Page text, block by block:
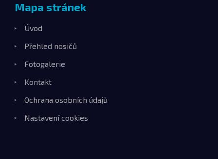
Mapa stránek
Úvod
Přehled nosičů
Fotogalerie
Kontakt
Ochrana osobních údajů
Nastavení cookies